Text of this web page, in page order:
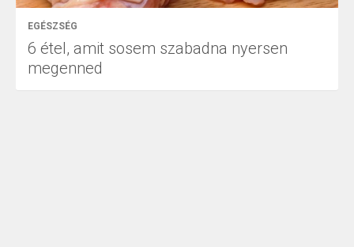
EGÉSZSÉG
6 étel, amit sosem szabadna nyersen
megenned